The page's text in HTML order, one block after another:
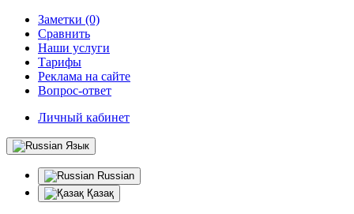
Заметки (0)
Сравнить
Наши услуги
Тарифы
Реклама на сайте
Вопрос-ответ
Личный кабинет
Язык
Russian
Қазақ